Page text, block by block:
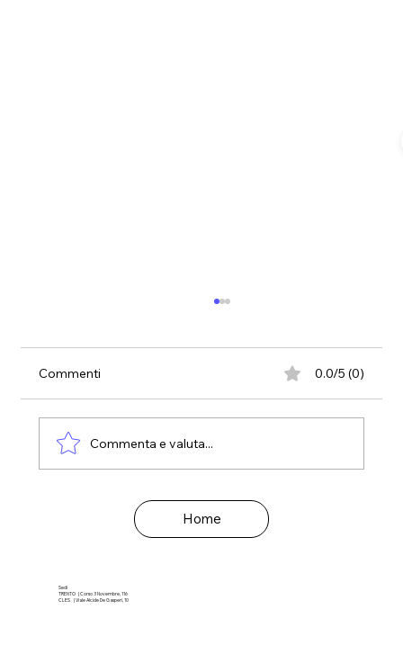
Estate 2019: gioca pensiero!
Commenti 0.0/5 (0)
Commenta e valuta...
Home
Sedi
TRENTO | Corso 3 Novembre, 116
CLES | Viale Alcide De Gasperi, 10